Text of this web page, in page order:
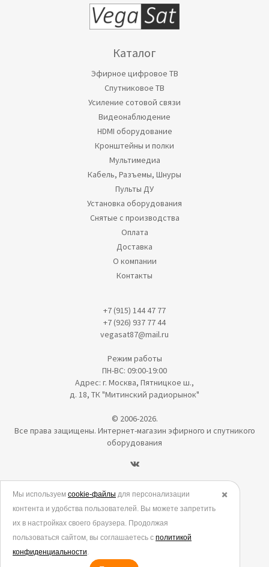
Каталог
Эфирное цифровое ТВ
Спутниковое ТВ
Усиление сотовой связи
Видеонаблюдение
HDMI оборудование
Кронштейны и полки
Мультимедиа
Кабель, Разъемы, Шнуры
Пульты ДУ
Установка оборудования
Снятые с производства
Оплата
Доставка
О компании
Контакты
+7 (915) 144 47 77
+7 (926) 937 77 44
vegasat87@mail.ru
Режим работы
ПН-ВС: 09:00-19:00
Адрес: г. Москва, Пятницкое ш.,
д. 18, ТК "Митинский радиорынок"
© 2006-2026.
Все права защищены. Интернет-магазин эфирного и спутникого
оборудования
Политика в отношении обработки персональных данных
Согласие на обработку персональных данных
Согласие на обработку данных метрическими программами
Политика использования cookies
✖️
Мы используем cookie-файлы для персонализации
контента и удобства пользователей. Вы можете запретить
их в настройках своего браузера. Продолжая
пользоваться сайтом, вы соглашаетесь с политикой
конфиденциальности.